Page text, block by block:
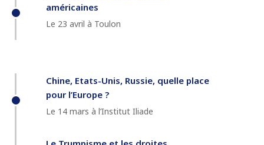
américaines
Le 23 avril à Toulon
Chine, Etats-Unis, Russie, quelle place
pour l’Europe ?
Le 14 mars à l’Institut Iliade